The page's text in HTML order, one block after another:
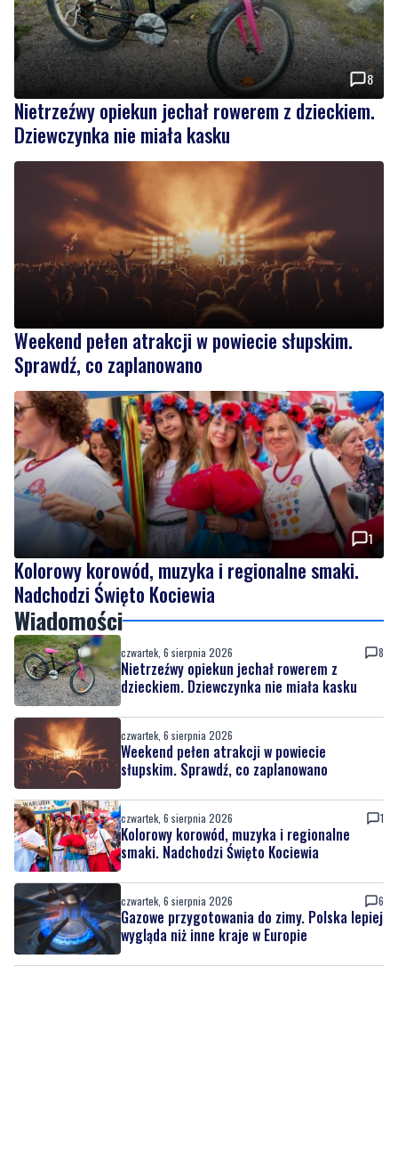
8
Nietrzeźwy opiekun jechał rowerem z dzieckiem.
Dziewczynka nie miała kasku
Weekend pełen atrakcji w powiecie słupskim.
Sprawdź, co zaplanowano
1
Kolorowy korowód, muzyka i regionalne smaki.
Nadchodzi Święto Kociewia
Wiadomości
czwartek, 6 sierpnia 2026 8
Nietrzeźwy opiekun jechał rowerem z
dzieckiem. Dziewczynka nie miała kasku
czwartek, 6 sierpnia 2026
Weekend pełen atrakcji w powiecie
słupskim. Sprawdź, co zaplanowano
czwartek, 6 sierpnia 2026 1
Kolorowy korowód, muzyka i regionalne
smaki. Nadchodzi Święto Kociewia
czwartek, 6 sierpnia 2026 6
Gazowe przygotowania do zimy. Polska lepiej
wygląda niż inne kraje w Europie